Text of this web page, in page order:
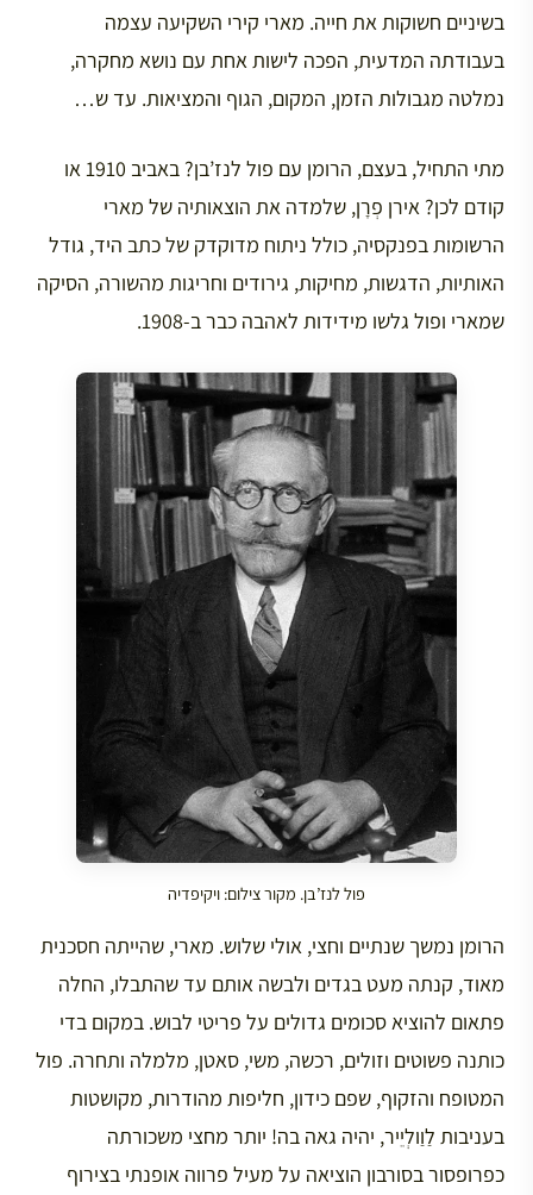
בשיניים חשוקות את חייה. מארי קירי השקיעה עצמה
בעבודתה המדעית, הפכה לישות אחת עם נושא מחקרה,
נמלטה מגבולות הזמן, המקום, הגוף והמציאות. עד ש…
מתי התחיל, בעצם, הרומן עם פול לנז’בן? באביב 1910 או
קודם לכן? אירן פְרָן, שלמדה את הוצאותיה של מארי
הרשומות בפנקסיה, כולל ניתוח מדוקדק של כתב היד, גודל
האותיות, הדגשות, מחיקות, גירודים וחריגות מהשורה, הסיקה
שמארי ופול גלשו מידידות לאהבה כבר ב-1908.
פול לנז’בן. מקור צילום: ויקיפדיה
הרומן נמשך שנתיים וחצי, אולי שלוש. מארי, שהייתה חסכנית
מאוד, קנתה מעט בגדים ולבשה אותם עד שהתבלו, החלה
פתאום להוציא סכומים גדולים על פריטי לבוש. במקום בדי
כותנה פשוטים וזולים, רכשה, משי, סאטן, מלמלה ותחרה. פול
המטופח והזקוף, שפם כידון, חליפות מהודרות, מקושטות
בעניבות לַוַולְיֵיר, יהיה גאה בה! יותר מחצי משכורתה
כפרופסור בסורבון הוציאה על מעיל פרווה אופנתי בצירוף